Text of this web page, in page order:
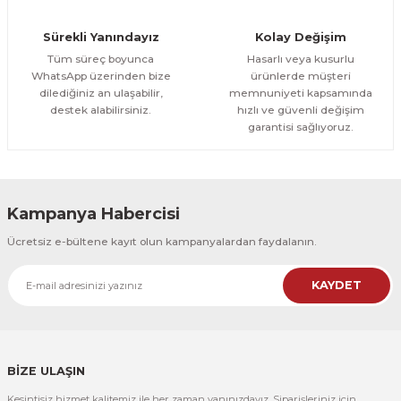
300,00 TL %25
CeSht
CeSht
Pembe Fonlu Good Things Are Coming Yazılı Tek Parça Ahşap Çerçeveli
500,00 TL
Sürekli Yanındayız
Tüm süreç boyunca
WhatsApp üzerinden bize
dilediğiniz an ulaşabilir,
destek alabilirsiniz.
Kolay Değişim
Hasarlı veya kusurlu
ürünlerde müşteri
memnuniyeti kapsamında
hızlı ve güvenli değişim
garantisi sağlıyoruz.
Kampanya Habercisi
Ücretsiz e-bültene kayıt olun kampanyalardan faydalanın.
KAYDET
BİZE ULAŞIN